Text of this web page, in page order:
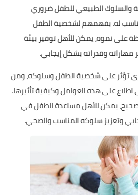
والسلوك الطبيعي للطفل ضروري
له. بفهمهم لشخصية الطفل
على نموه، يمكن للأهل توفير بيئة
وقدراته بشكل إيجابي.
تؤثر على شخصية الطفل وسلوكه، ومن
على هذه العوامل وكيفية تأثيرها.
يمكن للأهل مساعدة الطفل في
وتعزيز سلوكه المناسب والصحي.